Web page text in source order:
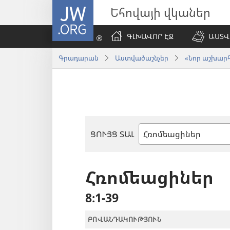
JW.ORG Եհովայի վկաներ
ԳԼԽԱՎՈՐ ԷՋ
Գրադարան Աստվածաշնչեր «Նոր
ՑՈՒՅՑ ՏԱԼ
Աստվածաշնչյան
Հռոմեացիներ
8։1-39
ԲՈՎԱՆԴԱԿՈՒԹՅՈՒՆ